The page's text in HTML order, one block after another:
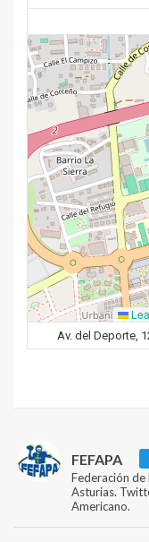
Av. del Deporte,
FEFAPA
Federación
Asturias.
Americano.